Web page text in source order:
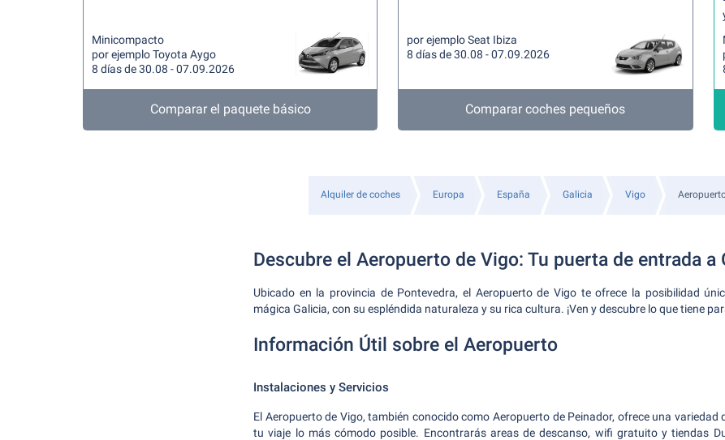
Minicompacto
por ejemplo Toyota Aygo
8 días de 30.08 - 07.09.2026
Comparar el paquete básico
por ejemplo Seat Ibiza
8 días de 30.08 - 07.09.2026
Comparar coches pequeños
Alquiler de coches Europa España Galicia Vigo
Descubre el Aeropuerto de Vigo: Tu puerta de entrada a
Ubicado en la provincia de Pontevedra, el Aeropuerto de Vigo te ofrece la posibilidad
mágica Galicia, con su espléndida naturaleza y su rica cultura. ¡Ven y descubre lo que tiene
Información Útil sobre el Aeropuerto
Instalaciones y Servicios
El Aeropuerto de Vigo, también conocido como Aeropuerto de Peinador, ofrece una variedad
tu viaje lo más cómodo posible. Encontrarás areas de descanso, wifi gratuito y tiendas